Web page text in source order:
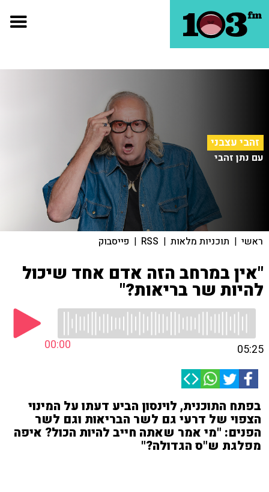
זהבי עצבני
עם נתן זהבי
ראשי | תוכניות מלאות |
RSS
| פייסבוק
"אין במרחב הזה אדם אחד שיכול
להיות שר בריאות?"
00:00 05:25
בפתח התוכנית, לוינסון הביע דעתו על המינוי
הצפוי של דרעי גם לשר הבריאות וגם לשר
הפנים: "מי אמר שאתה חייב להיות הכול? איפה
מפלגת ש"ס הגדולה?"